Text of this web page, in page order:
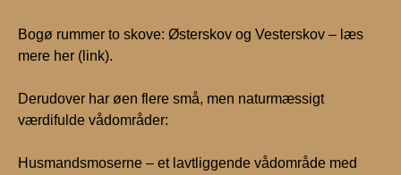
Bogø rummer to skove: Østerskov og Vesterskov – læs
mere her (link).
Derudover har øen flere små, men naturmæssigt
værdifulde vådområder:
Husmandsmoserne – et lavtliggende vådområde med